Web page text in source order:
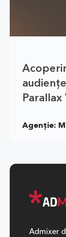
Parallax
Agenție:
Admixer